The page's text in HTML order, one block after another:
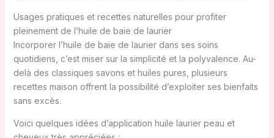
Usages pratiques et recettes naturelles pour profiter
pleinement de l’huile de baie de laurier
Incorporer l’huile de baie de laurier dans ses soins
quotidiens, c’est miser sur la simplicité et la polyvalence. Au-
delà des classiques savons et huiles pures, plusieurs
recettes maison offrent la possibilité d’exploiter ses bienfaits
sans excès.
Voici quelques idées d’application huile laurier peau et